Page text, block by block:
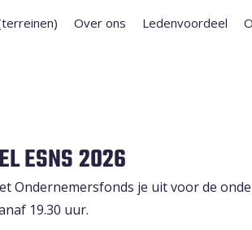
Over ons Ledenvoordeel
ESNS 2026
Ondernemersfonds je uit voor de
19.30 uur.